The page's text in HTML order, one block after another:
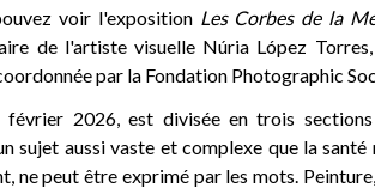
voir l'exposition Les Corbes de la
de l'artiste visuelle Núria López
par la Fondation Photographic
2026, est divisée en trois sections
sujet aussi vaste et complexe que la santé
ne peut être exprimé par les mots.